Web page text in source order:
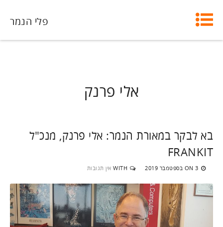
פלי הנמר
אלי פרנק
בא לבקר במאורת הנמר: אלי פרנק, מנכ"ל
FRANKIT
ON 3 בספטמבר 2019 WITH אין תגובות